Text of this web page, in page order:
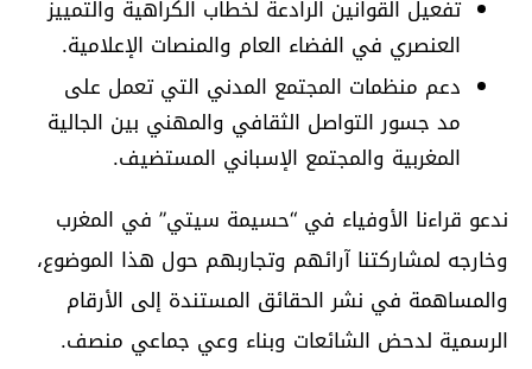
تفعيل القوانين الرادعة لخطاب الكراهية والتمييز
العنصري في الفضاء العام والمنصات الإعلامية.
دعم منظمات المجتمع المدني التي تعمل على
مد جسور التواصل الثقافي والمهني بين الجالية
المغربية والمجتمع الإسباني المستضيف.
ندعو قراءنا الأوفياء في “حسيمة سيتي” في المغرب
وخارجه لمشاركتنا آرائهم وتجاربهم حول هذا الموضوع،
والمساهمة في نشر الحقائق المستندة إلى الأرقام
الرسمية لدحض الشائعات وبناء وعي جماعي منصف.